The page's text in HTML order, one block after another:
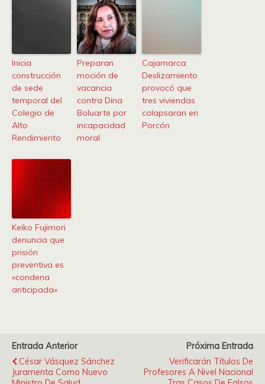
Inicia
construcción
de sede
temporal del
Colegio de
Alto
Rendimiento
Preparan
moción de
vacancia
contra Dina
Boluarte por
incapacidad
moral
Cajamarca:
Deslizamiento
provocó que
tres viviendas
colapsaran en
Porcón
Keiko Fujimori
denuncia que
prisión
preventiva es
«condena
anticipada»
Entrada Anterior
César Vásquez Sánchez
Juramenta Como Nuevo
Próxima Entrada
Verificarán Títulos De
Profesores A Nivel Nacional